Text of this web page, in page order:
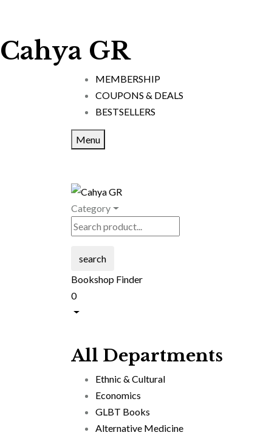
Cahya GR
MEMBERSHIP
COUPONS & DEALS
BESTSELLERS
Menu
Category
search
Bookshop Finder
0
All Departments
Ethnic & Cultural
Economics
GLBT Books
Alternative Medicine